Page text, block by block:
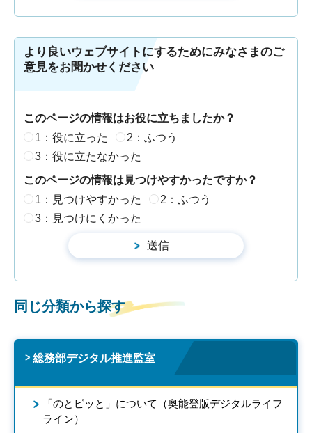
より良いウェブサイトにするためにみなさまのご
意見をお聞かせください
このページの情報はお役に立ちましたか？
1：役に立った
2：ふつう
3：役に立たなかった
このページの情報は見つけやすかったですか？
1：見つけやすかった
2：ふつう
3：見つけにくかった
同じ分類から探す
総務部デジタル推進監室
「のとピッと」について（奥能登版デジタルライフ
ライン）